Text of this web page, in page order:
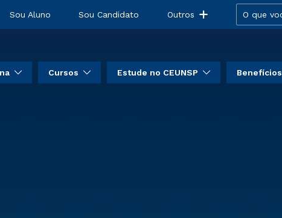
Sou Aluno Sou Candidato Outros
Cursos Estude no CEUNSP Benefícios